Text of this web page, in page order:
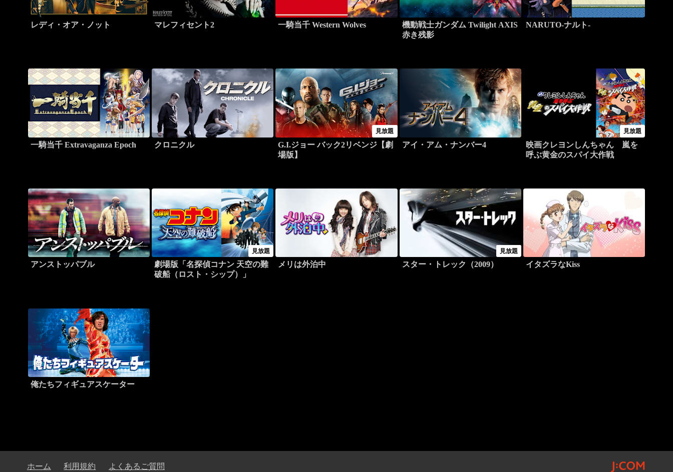
レディ・オア・ノット マレフィセント2 一騎当千 Western Wolves
機動戦士ガンダム Twilight AXIS
赤き残影
NARUTO-ナルト-
一騎当千 Extravaganza Epoch クロニクル
見放題
G.I.ジョー バック2リベンジ【劇
場版】
アイ・アム・ナンバー4
見放題
映画クレヨンしんちゃん 嵐を
呼ぶ黄金のスパイ大作戦
アンストッパブル
見放題
劇場版「名探偵コナン 天空の難
破船（ロスト・シップ）」
メリは外泊中
見放題
スター・トレック（2009） イタズラなKiss
俺たちフィギュアスケーター
ホーム 利用規約 よくあるご質問